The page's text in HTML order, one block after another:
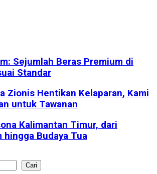
Sejumlah Beras Premium di
Standar
Zionis Hentikan Kelaparan, Kami
untuk Tawanan
Kalimantan Timur, dari
hingga Budaya Tua
Cari